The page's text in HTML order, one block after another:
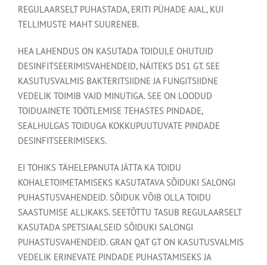
REGULAARSELT PUHASTADA, ERITI PÜHADE AJAL, KUI
TELLIMUSTE MAHT SUURENEB.
HEA LAHENDUS ON KASUTADA TOIDULE OHUTUID
DESINFITSEERIMISVAHENDEID, NÄITEKS DS1 GT. SEE
KASUTUSVALMIS BAKTERITSIIDNE JA FUNGITSIIDNE
VEDELIK TOIMIB VAID MINUTIGA. SEE ON LOODUD
TOIDUAINETE TÖÖTLEMISE TEHASTES PINDADE,
SEALHULGAS TOIDUGA KOKKUPUUTUVATE PINDADE
DESINFITSEERIMISEKS.
EI TOHIKS TÄHELEPANUTA JÄTTA KA TOIDU
KOHALETOIMETAMISEKS KASUTATAVA SÕIDUKI SALONGI
PUHASTUSVAHENDEID. SÕIDUK VÕIB OLLA TOIDU
SAASTUMISE ALLIKAKS. SEETÕTTU TASUB REGULAARSELT
KASUTADA SPETSIAALSEID SÕIDUKI SALONGI
PUHASTUSVAHENDEID. GRAN QAT GT ON KASUTUSVALMIS
VEDELIK ERINEVATE PINDADE PUHASTAMISEKS JA